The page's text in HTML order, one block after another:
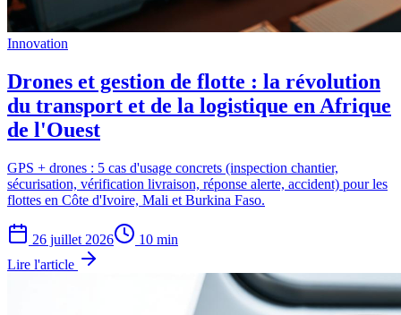
Innovation
Drones et gestion de flotte : la révolution
du transport et de la logistique en Afrique
de l'Ouest
GPS + drones : 5 cas d'usage concrets (inspection chantier,
sécurisation, vérification livraison, réponse alerte, accident) pour les
flottes en Côte d'Ivoire, Mali et Burkina Faso.
26 juillet 2026 10 min
Lire l'article